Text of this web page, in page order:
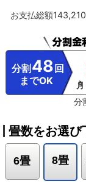
Premiumプラズマ空清
テンレス通風路・ステ
わけではありません。
※16【ecoこれっきり
温35℃、設定温度27℃
費電力量が［ecoこれ
テンを閉め切った日射
運転中の室外機の吸い
用環境により能力が低
定されておらず、お客
お支払総額
分割 48 回
までOK
分
畳数をお選び
6畳 8畳